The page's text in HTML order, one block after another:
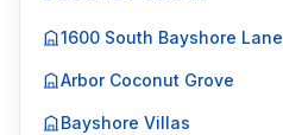
1600 South Bayshore Lane
Arbor Coconut Grove
Bayshore Villas